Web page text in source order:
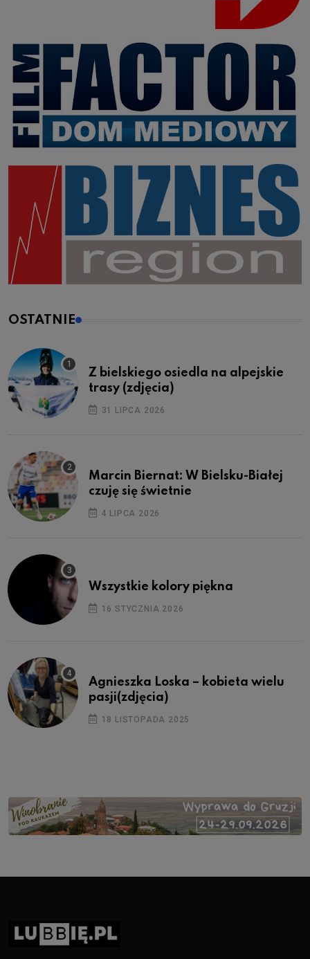
OSTATNIE
Z bielskiego osiedla na alpejskie
trasy (zdjęcia)
31 LIPCA 2026
Marcin Biernat: W Bielsku-Białej
czuję się świetnie
4 LIPCA 2026
Wszystkie kolory piękna
16 STYCZNIA 2026
Agnieszka Loska – kobieta wielu
pasji(zdjęcia)
18 LISTOPADA 2025